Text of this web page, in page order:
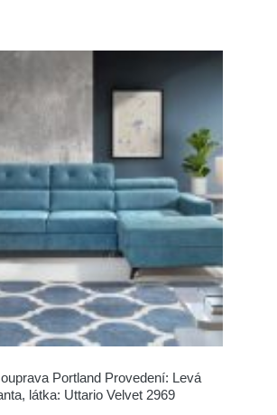
Portland Provedení: Levá
látka: Uttario Velvet 2969